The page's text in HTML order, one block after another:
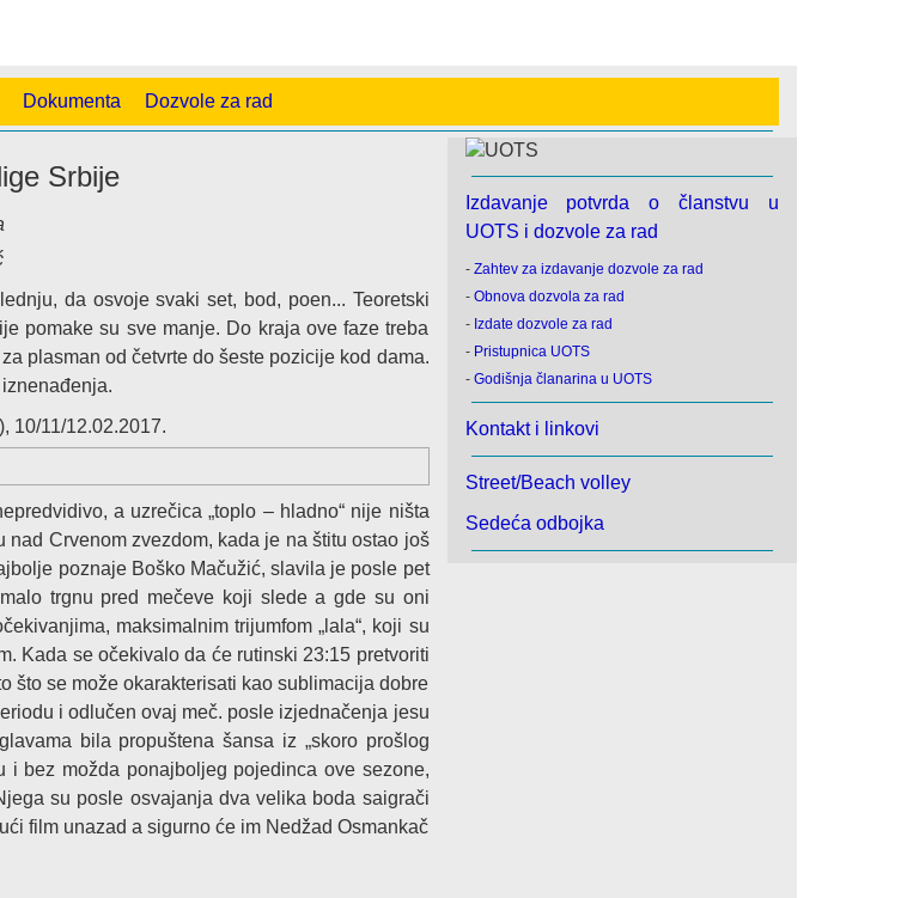
Dokumenta Dozvole za rad
Srbije
da osvoje svaki set, bod, poen... Teoretski
pomake su sve manje. Do kraja ove faze treba
plasman od četvrte do šeste pozicije kod dama.
10/11/12.02.2017.
a uzrečica „toplo – hladno“ nije ništa
Crvenom zvezdom, kada je na štitu ostao još
poznaje Boško Mačužić, slavila je posle pet
trgnu pred mečeve koji slede a gde su oni
maksimalnim trijumfom „lala“, koji su
Kada se očekivalo da će rutinski 23:15 pretvoriti
što se može okarakterisati kao sublimacija dobre
i odlučen ovaj meč. posle izjednačenja jesu
bila propuštena šansa iz „skoro prošlog
i bez možda ponajboljeg pojedinca ove sezone,
su posle osvajanja dva velika boda saigrači
film unazad a sigurno će im Nedžad Osmankač
Izdavanje potvrda o članstvu u
UOTS i dozvole za rad
- Zahtev za izdavanje dozvole za rad
- Obnova dozvola za rad
- Izdate dozvole za rad
- Pristupnica UOTS
- Godišnja članarina u UOTS
Kontakt i linkovi
Street/Beach volley
Sedeća odbojka